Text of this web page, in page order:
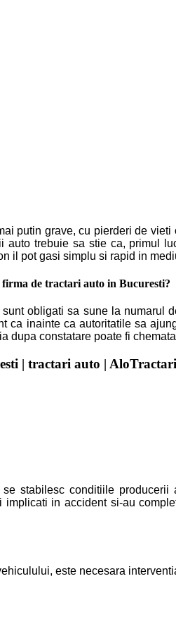
putin grave, cu pierderi de
trebuie sa stie ca, primul
il pot gasi simplu si rapid in
firma de tractari auto in Bucuresti?
obligati sa sune la
inainte ca autoritatile sa
dupa constatare poate fi
| tractari auto |
stabilesc conditiile
in accident si-au
este necesara